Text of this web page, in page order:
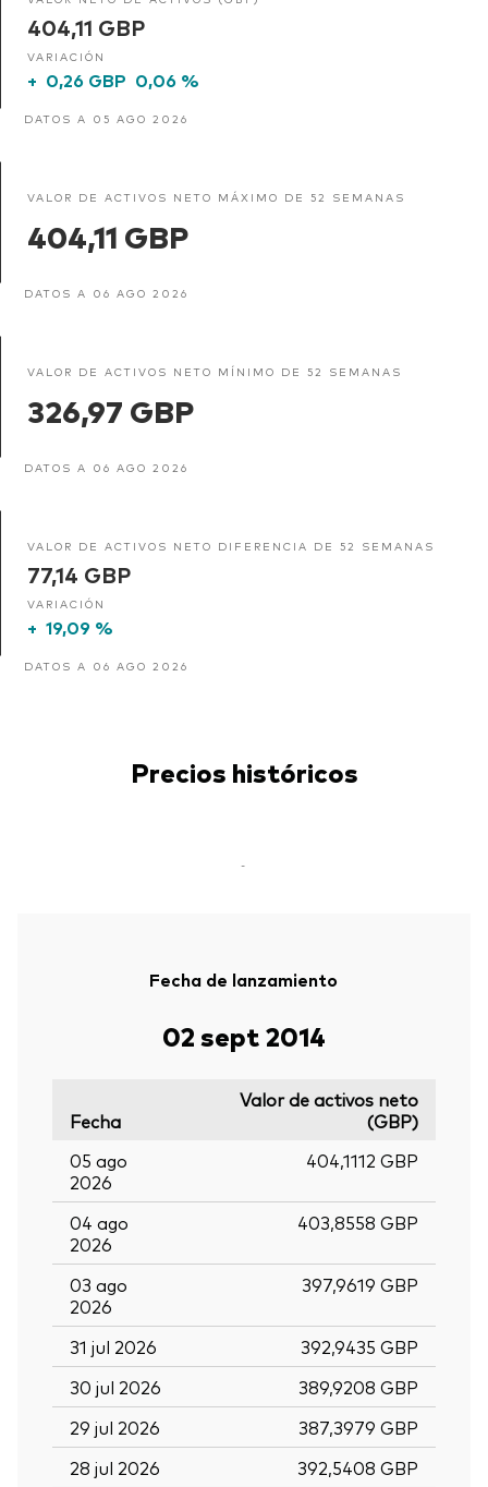
404,11 GBP
VARIACIÓN
+ 0,26 GBP 0,06 %
DATOS A 05 AGO 2026
VALOR DE ACTIVOS NETO MÁXIMO DE 52 SEMANAS
404,11 GBP
DATOS A 06 AGO 2026
VALOR DE ACTIVOS NETO MÍNIMO DE 52 SEMANAS
326,97 GBP
DATOS A 06 AGO 2026
VALOR DE ACTIVOS NETO DIFERENCIA DE 52 SEMANAS
77,14 GBP
VARIACIÓN
+ 19,09 %
DATOS A 06 AGO 2026
Precios históricos
-
Fecha de lanzamiento
02 sept 2014
Fecha
Valor de activos neto
(GBP)
05 ago
2026
404,1112 GBP
04 ago
2026
403,8558 GBP
03 ago
2026
397,9619 GBP
31 jul 2026
392,9435 GBP
30 jul 2026
389,9208 GBP
29 jul 2026
387,3979 GBP
28 jul 2026
392,5408 GBP